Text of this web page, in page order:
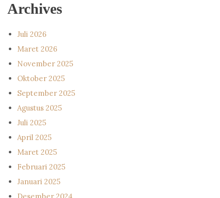
Archives
Juli 2026
Maret 2026
November 2025
Oktober 2025
September 2025
Agustus 2025
Juli 2025
April 2025
Maret 2025
Februari 2025
Januari 2025